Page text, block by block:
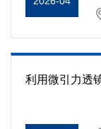
利用微引力透